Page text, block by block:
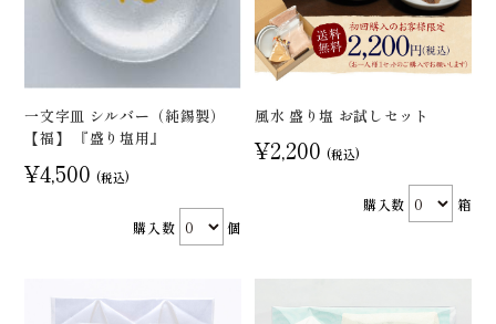
一文字皿 シルバー（純錫製）
【福】 『盛り塩用』
¥4,500 (税込)
購入数 個
風水 盛り塩 お試しセット
¥2,200 (税込)
購入数 箱